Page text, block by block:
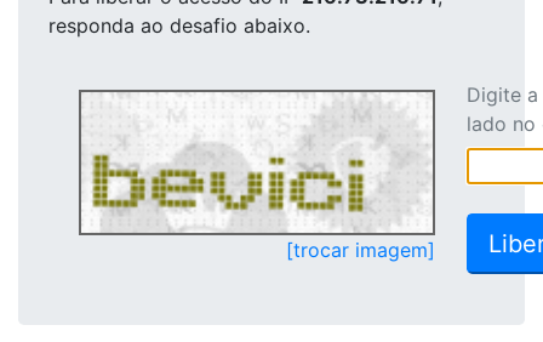
responda ao desafio abaixo.
[trocar imagem]
Digite
lado no